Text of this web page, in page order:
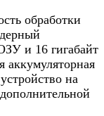
обработки
и 16 гигабайт
аккумуляторная
на